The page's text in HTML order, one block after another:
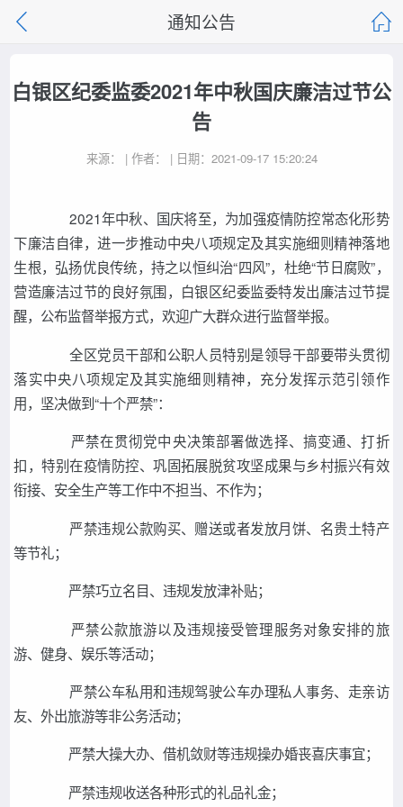
通知公告
白银区纪委监委2021年中秋国庆廉洁过节公
告
来源： | 作者： | 日期：2021-09-17 15:20:24
2021年中秋、国庆将至，为加强疫情防控常态化形势
下廉洁自律，进一步推动中央八项规定及其实施细则精神落地
生根，弘扬优良传统，持之以恒纠治“四风”，杜绝“节日腐败”，
营造廉洁过节的良好氛围，白银区纪委监委特发出廉洁过节提
醒，公布监督举报方式，欢迎广大群众进行监督举报。
全区党员干部和公职人员特别是领导干部要带头贯彻
落实中央八项规定及其实施细则精神，充分发挥示范引领作
用，坚决做到“十个严禁”：
严禁在贯彻党中央决策部署做选择、搞变通、打折
扣，特别在疫情防控、巩固拓展脱贫攻坚成果与乡村振兴有效
衔接、安全生产等工作中不担当、不作为；
严禁违规公款购买、赠送或者发放月饼、名贵土特产
等节礼；
严禁巧立名目、违规发放津补贴；
严禁公款旅游以及违规接受管理服务对象安排的旅
游、健身、娱乐等活动；
严禁公车私用和违规驾驶公车办理私人事务、走亲访
友、外出旅游等非公务活动；
严禁大操大办、借机敛财等违规操办婚丧喜庆事宜；
严禁违规收送各种形式的礼品礼金；